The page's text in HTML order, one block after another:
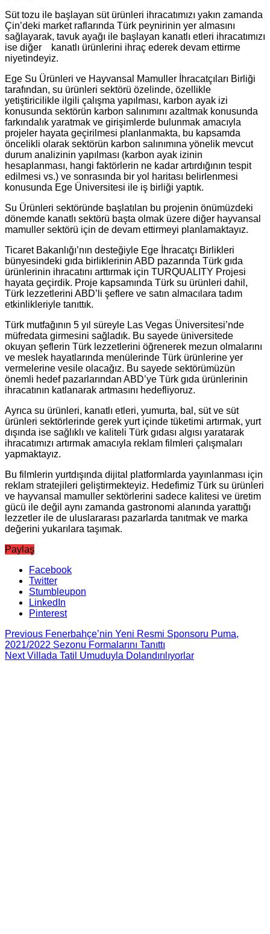
Süt tozu ile başlayan süt ürünleri ihracatımızı yakın zamanda
Çin’deki market raflarında Türk peynirinin yer almasını
sağlayarak, tavuk ayağı ile başlayan kanatlı etleri ihracatımızı
ise diğer kanatlı ürünlerini ihraç ederek devam ettirme
niyetindeyiz.
Ege Su Ürünleri ve Hayvansal Mamuller İhracatçıları Birliği
tarafından, su ürünleri sektörü özelinde, özellikle
yetiştiricilikle ilgili çalışma yapılması, karbon ayak izi
konusunda sektörün karbon salınımını azaltmak konusunda
farkındalık yaratmak ve girişimlerde bulunmak amacıyla
projeler hayata geçirilmesi planlanmakta, bu kapsamda
öncelikli olarak sektörün karbon salınımına yönelik mevcut
durum analizinin yapılması (karbon ayak izinin
hesaplanması, hangi faktörlerin ne kadar artırdığının tespit
edilmesi vs.) ve sonrasında bir yol haritası belirlenmesi
konusunda Ege Üniversitesi ile iş birliği yaptık.
Su Ürünleri sektöründe başlatılan bu projenin önümüzdeki
dönemde kanatlı sektörü başta olmak üzere diğer hayvansal
mamuller sektörü için de devam ettirmeyi planlamaktayız.
Ticaret Bakanlığı’nın desteğiyle Ege İhracatçı Birlikleri
bünyesindeki gıda birliklerinin ABD pazarında Türk gıda
ürünlerinin ihracatını arttırmak için TURQUALITY Projesi
hayata geçirdik. Proje kapsamında Türk su ürünleri dahil,
Türk lezzetlerini ABD’li şeflere ve satın almacılara tadım
etkinlikleriyle tanıttık.
Türk mutfağının 5 yıl süreyle Las Vegas Üniversitesi’nde
müfredata girmesini sağladık. Bu sayede üniversitede
okuyan şeflerin Türk lezzetlerini öğrenerek mezun olmalarını
ve meslek hayatlarında menülerinde Türk ürünlerine yer
vermelerine vesile olacağız. Bu sayede sektörümüzün
önemli hedef pazarlarından ABD’ye Türk gıda ürünlerinin
ihracatının katlanarak artmasını hedefliyoruz.
Ayrıca su ürünleri, kanatlı etleri, yumurta, bal, süt ve süt
ürünleri sektörlerinde gerek yurt içinde tüketimi artırmak, yurt
dışında ise sağlıklı ve kaliteli Türk gıdası algısı yaratarak
ihracatımızı artırmak amacıyla reklam filmleri çalışmaları
yapmaktayız.
Bu filmlerin yurtdışında dijital platformlarda yayınlanması için
reklam stratejileri geliştirmekteyiz. Hedefimiz Türk su ürünleri
ve hayvansal mamuller sektörlerini sadece kalitesi ve üretim
gücü ile değil aynı zamanda gastronomi alanında yarattığı
lezzetler ile de uluslararası pazarlarda tanıtmak ve marka
değerini yukarılara taşımak.
Paylaş
Facebook
Twitter
Stumbleupon
LinkedIn
Pinterest
Previous Fenerbahçe’nin Yeni Resmi Sponsoru Puma,
2021/2022 Sezonu Formalarını Tanıttı
NextVillada Tatil Umuduyla Dolandırılıyorlar